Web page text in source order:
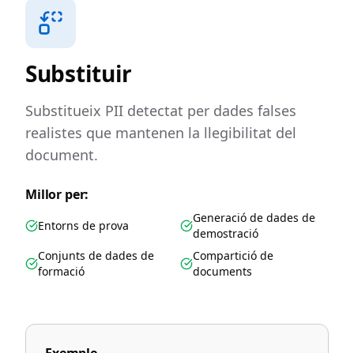
Substituir
Substitueix PII detectat per dades falses
realistes que mantenen la llegibilitat del
document.
Millor per:
Entorns de prova
Generació de dades de
demostració
Conjunts de dades de
formació
Compartició de
documents